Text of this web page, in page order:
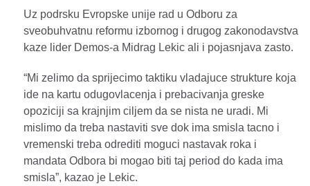
Uz podrsku Evropske unije rad u Odboru za
sveobuhvatnu reformu izbornog i drugog zakonodavstva
kaze lider Demos-a Midrag Lekic ali i pojasnjava zasto.
“Mi zelimo da sprijecimo taktiku vladajuce strukture koja
ide na kartu odugovlacenja i prebacivanja greske
opoziciji sa krajnjim ciljem da se nista ne uradi. Mi
mislimo da treba nastaviti sve dok ima smisla tacno i
vremenski treba odrediti moguci nastavak roka i
mandata Odbora bi mogao biti taj period do kada ima
smisla”, kazao je Lekic.